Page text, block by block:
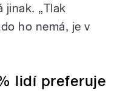
jinak. „Tlak
ho nemá, je v
lidí preferuje